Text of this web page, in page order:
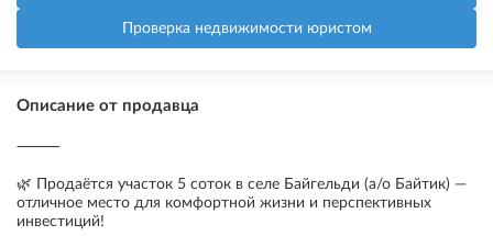
Проверка недвижимости юристом
Описание от продавца
⸻
🌿 Продаётся участок 5 соток в селе Байгельди (а/о Байтик) —
отличное место для комфортной жизни и перспективных
инвестиций!